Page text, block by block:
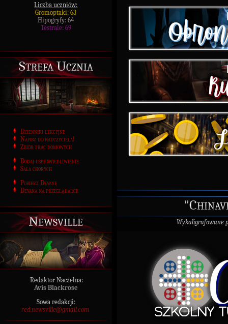
Liczba uczniów:
Gromoptaki: 63
Hipogryfy: 64
Testrale: 69
Strefa Ucznia
Dzienniki lekcyjne
Napisz do nauczyciela!
Zbiór prac domowych
Dodaj usprawiedliwienie
Sala chorych
Pobierz Devanę
Devana na przeglądarce
Newsville
Redaktor Naczelna:
Avis Blackrose
Sowa redakcji:
red.newsville@gmail.com
Wykaligrafowane